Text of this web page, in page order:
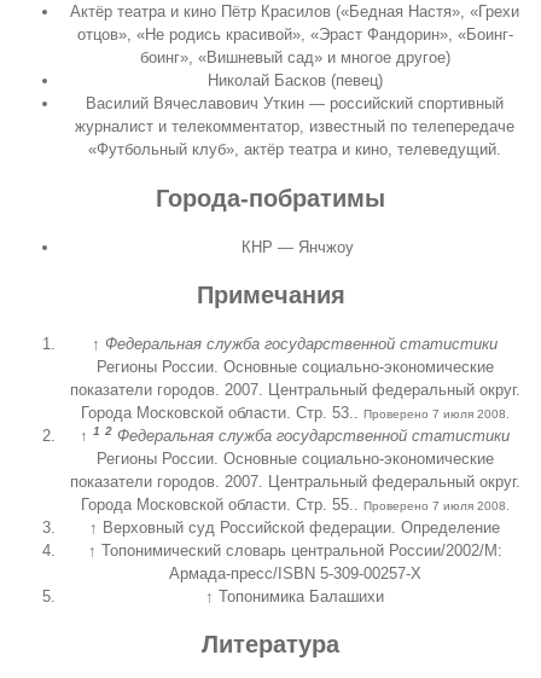
Актёр театра и кино Пётр Красилов («Бедная Настя», «Грехи
отцов», «Не родись красивой», «Эраст Фандорин», «Боинг-
боинг», «Вишневый сад» и многое другое)
Николай Басков (певец)
Василий Вячеславович Уткин — российский спортивный
журналист и телекомментатор, известный по телепередаче
«Футбольный клуб», актёр театра и кино, телеведущий.
Города-побратимы
КНР — Янчжоу
Примечания
↑ Федеральная служба государственной статистики
Регионы России. Основные социально-экономические
показатели городов. 2007. Центральный федеральный округ.
Города Московской области. Стр. 53.. Проверено 7 июля 2008.
↑ 1 2 Федеральная служба государственной статистики
Регионы России. Основные социально-экономические
показатели городов. 2007. Центральный федеральный округ.
Города Московской области. Стр. 55.. Проверено 7 июля 2008.
↑ Верховный суд Российской федерации. Определение
↑ Топонимический словарь центральной России/2002/М:
Армада-пресс/ISBN 5-309-00257-X
↑ Топонимика Балашихи
Литература